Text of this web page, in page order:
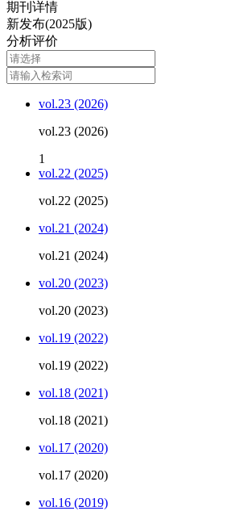
期刊详情
新发布(2025版)
分析评价
vol.23 (2026)
vol.23 (2026)
1
vol.22 (2025)
vol.22 (2025)
vol.21 (2024)
vol.21 (2024)
vol.20 (2023)
vol.20 (2023)
vol.19 (2022)
vol.19 (2022)
vol.18 (2021)
vol.18 (2021)
vol.17 (2020)
vol.17 (2020)
vol.16 (2019)